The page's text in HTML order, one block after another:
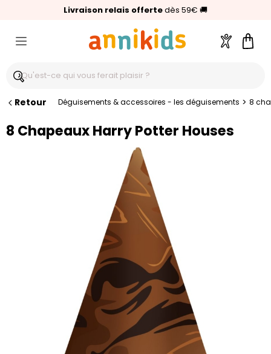
Livraison relais offertedès 59€ 🚚
🥇Palmarès Capital 2025 :Annikids N°1
⭐⭐⭐⭐⭐4,6/5(24 000 avis clients)
Compte
Retour Déguisements & accessoires - les déguisements > 8
8 Chapeaux Harry Potter Houses